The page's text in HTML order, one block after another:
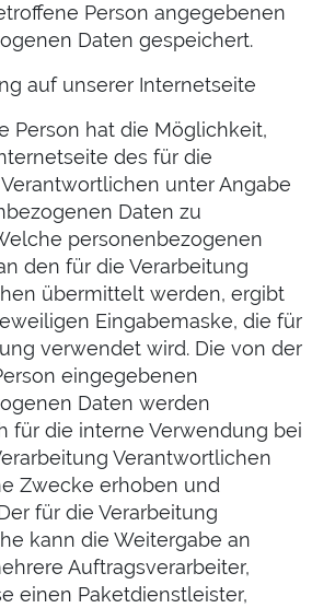
Person angegebenen
Daten gespeichert.
auf unserer Internetseite
Person hat die Möglichkeit,
des für die
unter Angabe
Daten zu
personenbezogenen
den für die Verarbeitung
übermittelt werden, ergibt
Eingabemaske, die für
verwendet wird. Die von der
eingegebenen
Daten werden
für die interne Verwendung bei
Verantwortlichen
Zwecke erhoben und
für die Verarbeitung
kann die Weitergabe an
Auftragsverarbeiter,
einen Paketdienstleister,